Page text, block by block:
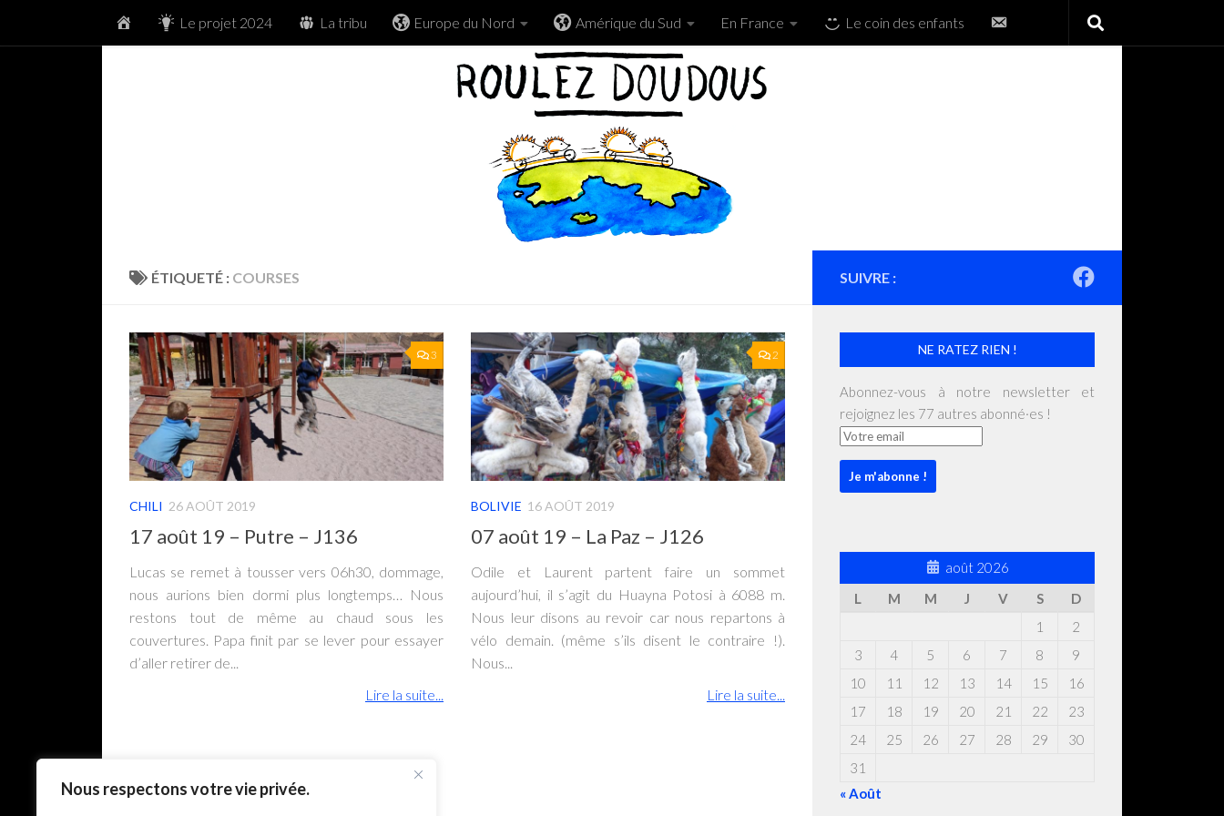
Nous respectons votre vie privée.
Skip to content Accueil Le projet 2024 La tribu Europe du Nord Amérique du Sud En France Le coin des enfants
Contactez-
ÉTIQUETÉ : COURSES
3
CHILI 26 AOÛT 2019
17 août 19 – Putre – J136
Lucas se remet à tousser vers 06h30, dommage,
nous aurions bien dormi plus longtemps… Nous
restons tout de même au chaud sous les
couvertures. Papa finit par se lever pour essayer
d’aller retirer de...
Lire la suite...
2
BOLIVIE 16 AOÛT 2019
07 août 19 – La Paz – J126
Odile et Laurent partent faire un sommet
aujourd’hui, il s’agit du Huayna Potosi à 6088 m.
Nous leur disons au revoir car nous repartons à
vélo demain. (même s’ils disent le contraire !).
Nous...
Lire la suite...
SUIVRE :
NE RATEZ RIEN !
Abonnez-vous à notre newsletter et
rejoignez les 77 autres abonné·es !
août 2026
L
M M J V S
D
1
2
3
4 5 6 7 8
9
10
11 12 13 14 15
16
17
18 19 20 21 22
23
24
25 26 27 28 29
30
31
« Août